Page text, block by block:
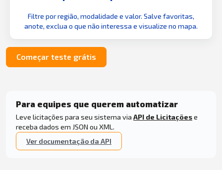
Filtre por região, modalidade e valor. Salve favoritas,
anote, exclua o que não interessa e visualize no mapa.
Começar teste grátis
Para equipes que querem automatizar
Leve licitações para seu sistema via API de Licitaçõese
receba dados em JSON ou XML.
Ver documentação da API